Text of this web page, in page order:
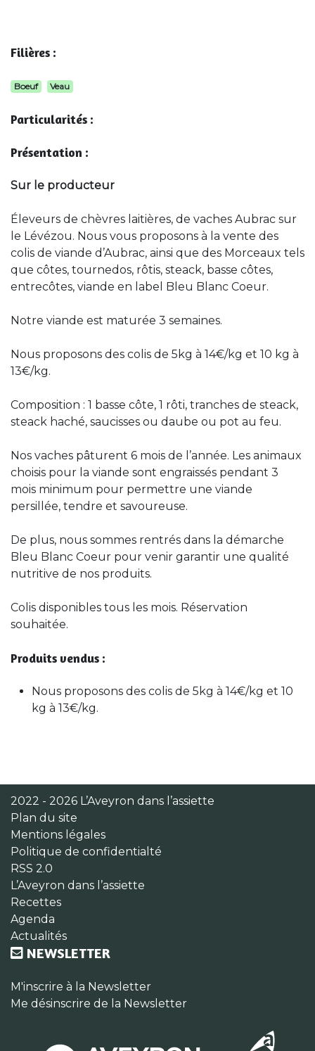
Filières :
Boeuf Veau
Particularités :
Présentation :
Sur le producteur
Éleveurs de chèvres laitières, de vaches Aubrac sur
le Lévézou. Nous vous proposons à la vente des
colis de viande d’Aubrac, ainsi que des Morceaux tels
que côtes, tournedos, rôtis, steack, basse côtes,
entrecôtes, viande en label Bleu Blanc Coeur.
Notre viande est maturée 3 semaines.
Nous proposons des colis de 5kg à 14€/kg et 10 kg à
13€/kg.
Composition : 1 basse côte, 1 rôti, tranches de steack,
steack haché, saucisses ou daube ou pot au feu.
Nos vaches pâturent 6 mois de l’année. Les animaux
choisis pour la viande sont engraissés pendant 3
mois minimum pour permettre une viande
persillée, tendre et savoureuse.
De plus, nous sommes rentrés dans la démarche
Bleu Blanc Coeur pour venir garantir une qualité
nutritive de nos produits.
Colis disponibles tous les mois. Réservation
souhaitée.
Produits vendus :
Nous proposons des colis de 5kg à 14€/kg et 10
kg à 13€/kg.
2022 - 2026 L’Aveyron dans l’assiette
Plan du site
Mentions légales
Politique de confidentialté
RSS 2.0
L’Aveyron dans l’assiette
Recettes
Agenda
Actualités
NEWSLETTER
M'inscrire à la Newsletter
Me désinscrire de la Newsletter